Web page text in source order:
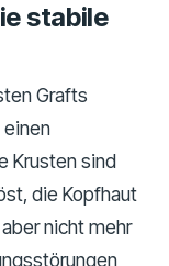
stabile
Grafts
Krusten sind
die Kopfhaut
nicht mehr